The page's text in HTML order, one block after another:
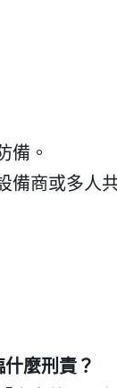
備。
備商或多人
麼刑責？